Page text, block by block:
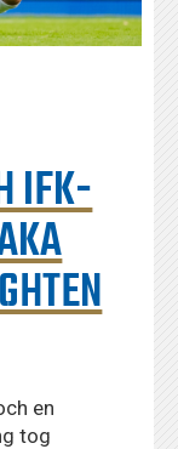
IFK-
en
tog